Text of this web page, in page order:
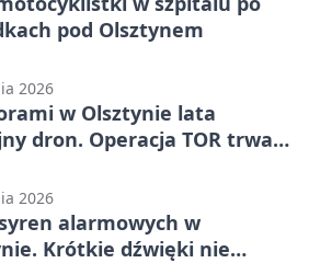
pod Olsztynem
2026
w Olsztynie lata
dron. Operacja TOR trwa
2026
alarmowych w
Krótkie dźwięki nie